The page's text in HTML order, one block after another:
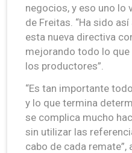
negocios, y eso uno lo
de Freitas. “Ha sido
esta nueva directiva
mejorando todo lo
los productores”.
“Es tan importante
y lo que termina
se complica mucho
sin utilizar las
cabo de cada remate”,